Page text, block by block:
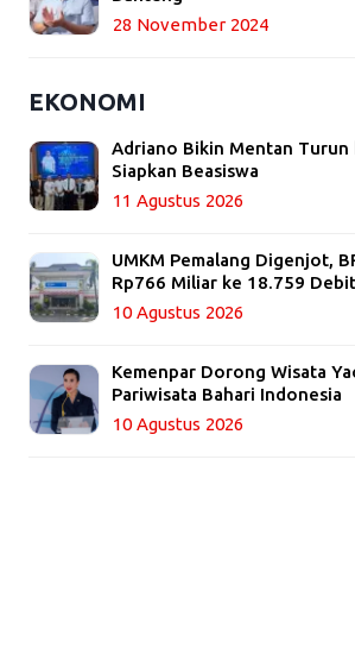
28 November 2024
EKONOMI
Adriano Bikin Mentan Turun
Siapkan Beasiswa
11 Agustus 2026
UMKM Pemalang Digenjot,
Rp766 Miliar ke 18.759
10 Agustus 2026
Kemenpar Dorong Wisata
Pariwisata Bahari Indonesia
10 Agustus 2026